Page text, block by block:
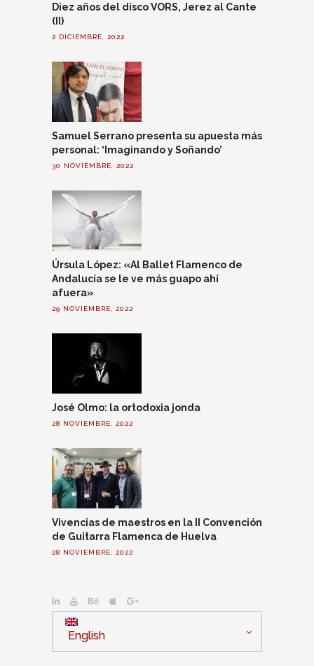
Diez años del disco VORS, Jerez al Cante
(II)
2 DICIEMBRE, 2022
Samuel Serrano presenta su apuesta más
personal: ‘Imaginando y Soñando’
30 NOVIEMBRE, 2022
Úrsula López: «Al Ballet Flamenco de
Andalucía se le ve más guapo ahí
afuera»
29 NOVIEMBRE, 2022
José Olmo: la ortodoxia jonda
28 NOVIEMBRE, 2022
Vivencias de maestros en la II Convención
de Guitarra Flamenca de Huelva
28 NOVIEMBRE, 2022
English